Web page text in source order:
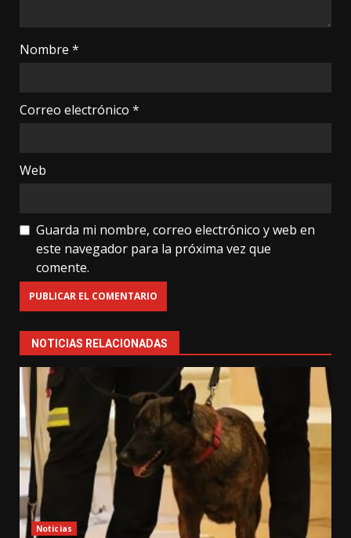
Nombre *
Correo electrónico *
Web
Guarda mi nombre, correo electrónico y web en
este navegador para la próxima vez que
comente.
NOTICIAS RELACIONADAS
Noticias